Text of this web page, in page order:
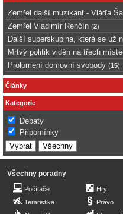
Zemřel další muzikant - Vláďa
Zemřel Vladimír Renčín (2)
Další superskupina, která se už
Mrtvý politik viděn na třech
Prolomení domovní svobody (15)
Články
Kategorie
Debaty
Připomínky
Všechny poradny
Počítače
Teraristika
Hry
Právo